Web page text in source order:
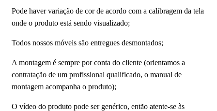
Pode haver variação de cor de acordo com a calibragem da tela
onde o produto está sendo visualizado;
Todos nossos móveis são entregues desmontados;
A montagem é sempre por conta do cliente (orientamos a
contratação de um profissional qualificado, o manual de
montagem acompanha o produto);
O vídeo do produto pode ser genérico, então atente-se às